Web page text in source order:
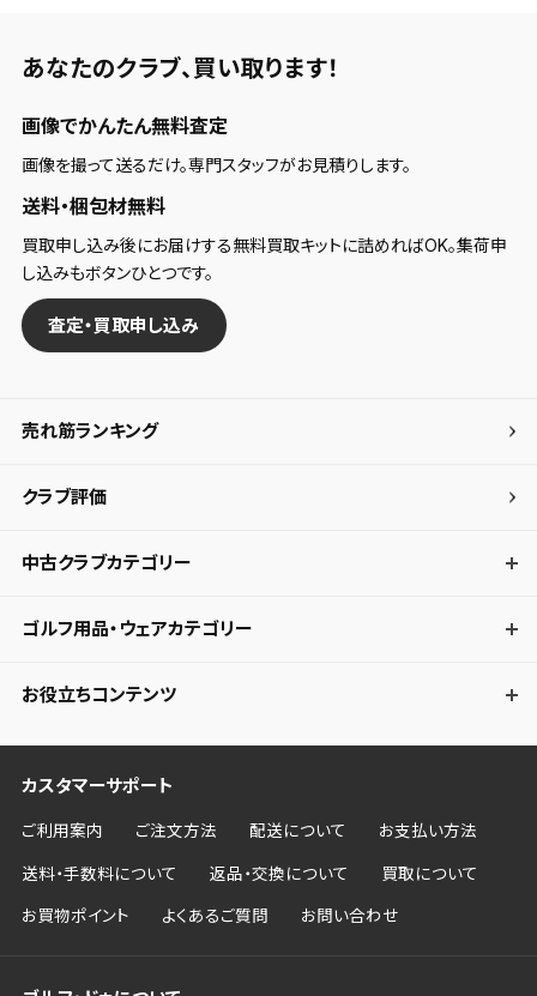
新着通知
が入荷した際に、メール及びお客様のアカウント内の
「お知らせ」で通知します。
保存された検索条件は変更できません。
条件を変更したい場合は、マイページの「保存検索条
件一覧」から画面を表示し、条件を変更の上、保存し直
検索条件を保存
検索条件を保存しました。
これまで保存した検索条件は、マイページの「保存検
あなたのクラブ、 買い取ります！
画像でかんたん無料査定
画像を撮って送るだけ。専門スタッフがお見積りします。
送料・梱包材無料
買取申し込み後にお届けする無料買取キットに詰めればOK。集荷申
し込みもボタンひとつです。
査定・買取申し込み
売れ筋ランキング
クラブ評価
中古クラブカテゴリー
ゴルフ用品・ウェアカテゴリー
お役立ちコンテンツ
カスタマーサポート
ご利用案内 ご注文方法 配送について お支払い方法
送料・手数料について 返品・交換について 買取について
お買物ポイント よくあるご質問 お問い合わせ